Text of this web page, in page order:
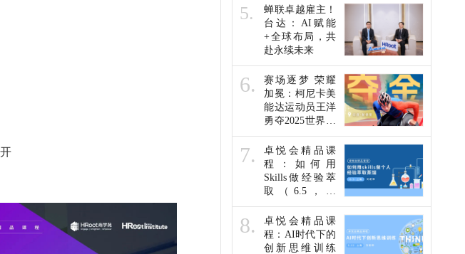
5.
蝉联卓越雇主！
台达：AI赋能
+全球布局，共
赴永续未来
6.
赛场逐梦 荣耀
加冕：柯尼卡美
能达运动员王洋
勇夺2025世界残
疾人田径锦标赛
金牌
7.
卓悦会精品课
程：如何用
Skills做经验萃
取（6.5，线
上）
8.
卓悦会精品课
程：AI时代下的
创新思维训练